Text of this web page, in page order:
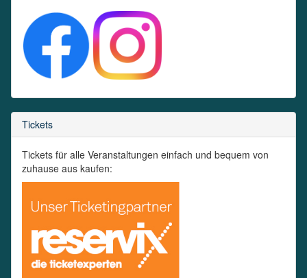
Tickets
Tickets für alle Veranstaltungen einfach und bequem von
zuhause aus kaufen: